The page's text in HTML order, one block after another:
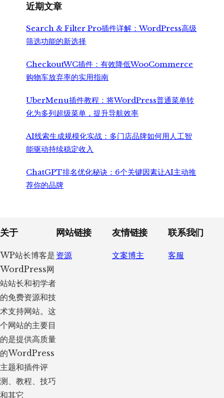
近期文章
Search & Filter Pro插件详解：WordPress高级
筛选功能的新选择
CheckoutWC插件：有效降低WooCommerce
购物车放弃率的实用指南
UberMenu插件教程：将WordPress普通菜单转
化为多列超级菜单，提升导航效率
AI线索生成规模化实战：多门店品牌如何用人工智
能驱动持续稳定收入
ChatGPT排名优化秘诀：6个关键因素让AI主动推
荐你的品牌
Footer
关于
WP站长博客是
WordPress网
站站长和初学者
的免费资源和技
术支持网站。这
个网站的主要目
的是提供高质量
的WordPress
主题和插件评
测、教程、技巧
和其它
网站链接
资源
友情链接
文案博主
联系我们
客服